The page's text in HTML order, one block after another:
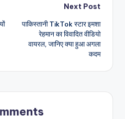
Next Post
पाकिस्तानी TikTok स्टार इमशा
रेहमान का विवादित वीडियो
वायरल, जानिए क्या हुआ अगला
कदम